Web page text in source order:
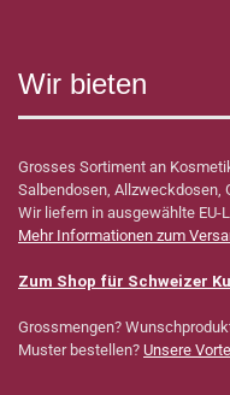
Wir bieten
Grosses Sortiment an
Salbendosen, Allzweckdosen,
Wir liefern in ausgewählte EU-
Mehr Informationen zum
Zum Shop für Schweizer
Grossmengen?
Muster bestellen? Unsere